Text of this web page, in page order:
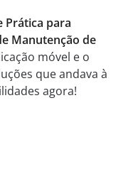
Prática para
Manutenção de
móvel e o
que andava à
agora!